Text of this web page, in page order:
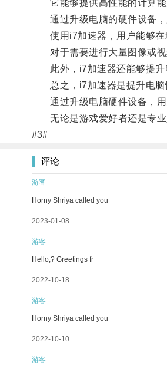
它能够提供高性能的计算能
通过升级电脑的硬件设备，
使用i7加速器，用户能够在
对于需要进行大量图像或视
此外，i7加速器还能够提升
总之，i7加速器是提升电脑
通过升级电脑硬件设备，用
无论是游戏爱好者还是专业
#3#
评论
游客
Horny Shriya called you
2023-01-08
游客
Hello,? Greetings fr
2022-10-18
游客
Horny Shriya called you
2022-10-10
游客